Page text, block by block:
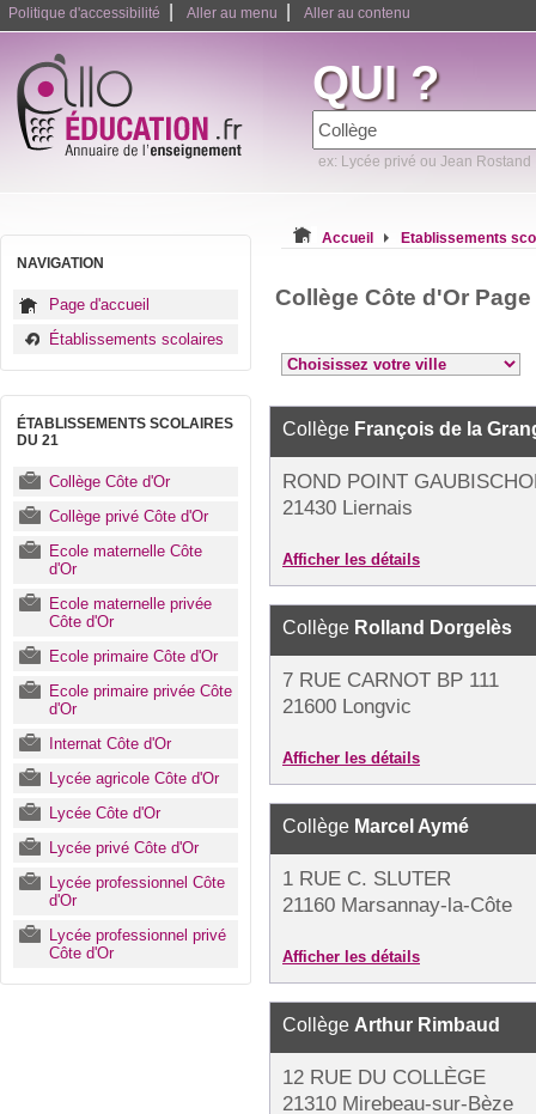
Politique d'accessibilité Aller au menu Aller au contenu
QUI ?
ex: Lycée privé ou Jean Rostand
NAVIGATION
Page d'accueil
Établissements scolaires
ÉTABLISSEMENTS SCOLAIRES
DU 21
Collège Côte d'Or
Collège privé Côte d'Or
Ecole maternelle Côte
d'Or
Ecole maternelle privée
Côte d'Or
Ecole primaire Côte d'Or
Ecole primaire privée Côte
d'Or
Internat Côte d'Or
Lycée agricole Côte d'Or
Lycée Côte d'Or
Lycée privé Côte d'Or
Lycée professionnel Côte
d'Or
Lycée professionnel privé
Côte d'Or
Accueil Etablissements
Collège Côte d'Or Page
Collège François de la
ROND POINT
21430 Liernais
Afficher les détails
Collège Rolland Dorgelès
7 RUE CARNOT BP 111
21600 Longvic
Afficher les détails
Collège Marcel Aymé
1 RUE C. SLUTER
21160 Marsannay-la-Côte
Afficher les détails
Collège Arthur Rimbaud
12 RUE DU COLLÈGE
21310 Mirebeau-sur-Bèze